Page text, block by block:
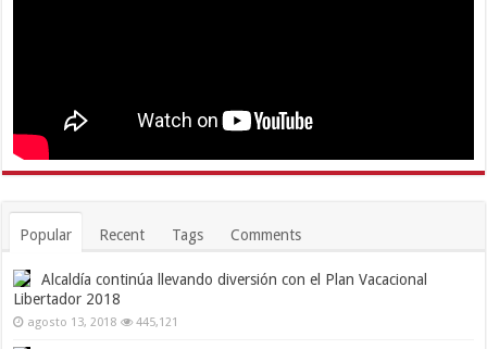
Popular Recent Tags Comments
Alcaldía continúa llevando diversión con el Plan Vacacional
Libertador 2018
agosto 13, 2018 445,121